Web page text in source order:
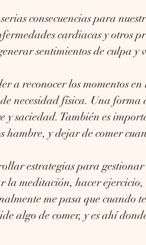
consecuencias para
cardiacas y otros
sentimientos de culpa y
a reconocer los momentos
necesidad física. Una forma
y saciedad. También es
hambre, y dejar de comer
estrategias para
la meditación, hacer
me pasa que cuando
algo de comer, y es ahí